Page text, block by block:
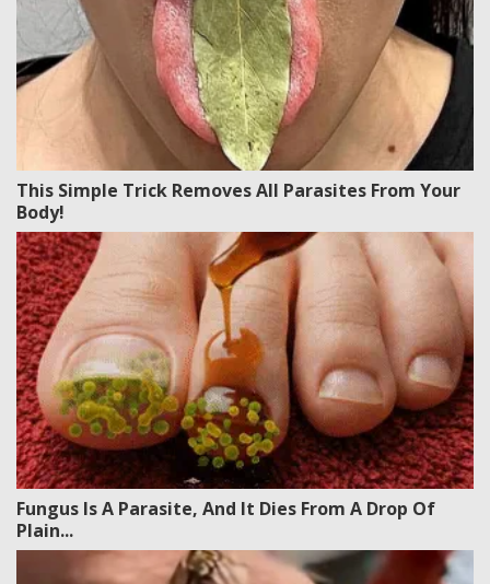
This Simple Trick Removes All Parasites From Your
Body!
Fungus Is A Parasite, And It Dies From A Drop Of
Plain...